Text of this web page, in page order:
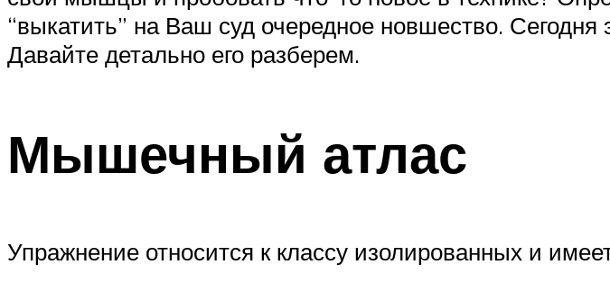
“выкатить” на Ваш суд очередное новшество.
Давайте детально его разберем.
Мышечный атлас
Упражнение относится к классу изолированных и